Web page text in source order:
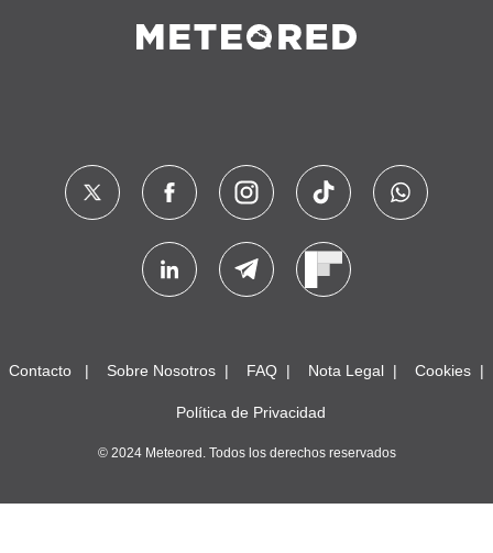
Contacto Sobre Nosotros FAQ Nota Legal Cookies
Política de Privacidad
© 2024 Meteored. Todos los derechos reservados